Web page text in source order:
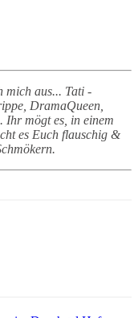
mich aus... Tati -
DramaQueen,
Ihr mögt es, in einem
es Euch flauschig &